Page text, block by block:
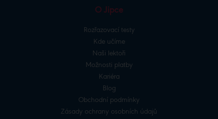
O Jipce
Rozřazovací testy
Kde učíme
Naši lektoři
Možnosti platby
Kariéra
Blog
Obchodní podmínky
Zásady ochrany osobních údajů